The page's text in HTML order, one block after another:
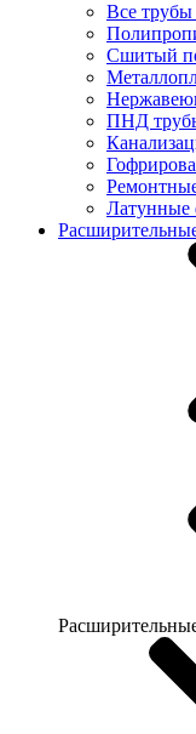
Все
Сшитый
ПНД
Латунные